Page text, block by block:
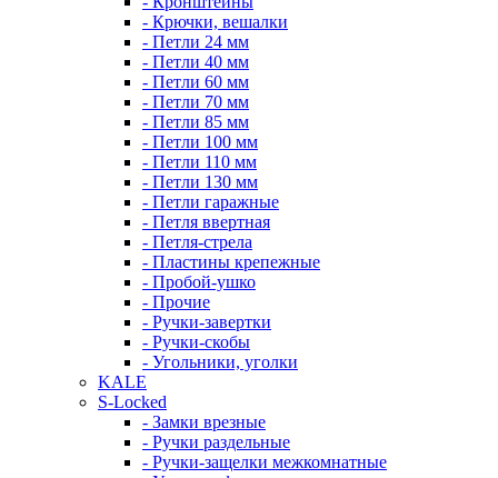
- Крючки, вешалки
- Петли 24 мм
- Петли 40 мм
- Петли 60 мм
- Петли 70 мм
- Петли 85 мм
- Петли 100 мм
- Петли 110 мм
- Петли 130 мм
- Петли гаражные
- Петля ввертная
- Петля-стрела
- Пластины крепежные
- Пробой-ушко
- Прочие
- Ручки-завертки
- Ручки-скобы
- Угольники, уголки
KALE
S-Locked
- Замки врезные
- Ручки раздельные
- Ручки-защелки межкомнатные